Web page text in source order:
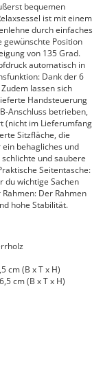
bequemen
ist mit einem
durch einfaches
gewünschte Position
von 135 Grad.
automatisch in
Dank der 6
lassen sich
Handsteuerung
Anschluss betrieben,
(nicht im Lieferumfang
Sitzfläche, die
behagliches und
und saubere
Seitentasche:
du wichtige Sachen
Der Rahmen
hohe Stabilität.
cm (B x T x H)
cm (B x T x H)